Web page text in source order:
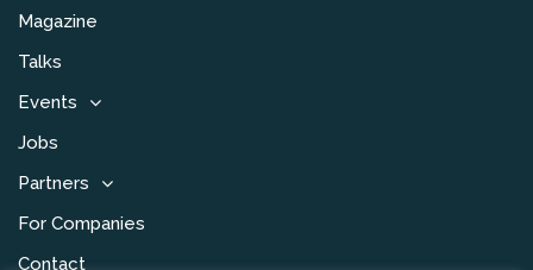
Magazine
Talks
Events
Jobs
Partners
For Companies
Contact